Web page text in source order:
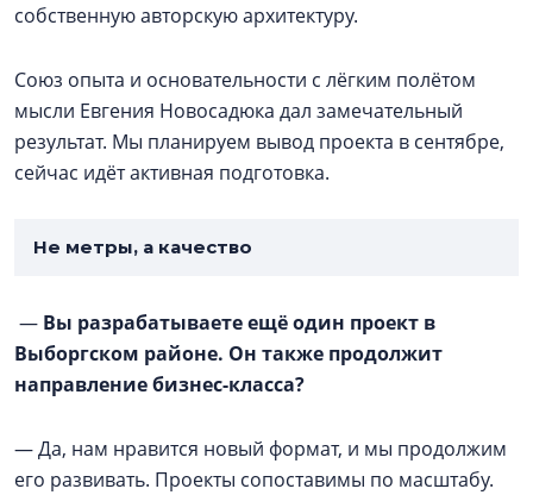
собственную авторскую архитектуру.
Союз опыта и основательности с лёгким полётом
мысли Евгения Новосадюка дал замечательный
результат. Мы планируем вывод проекта в сентябре,
сейчас идёт активная подготовка.
Не метры, а качество
— Вы разрабатываете ещё один проект в
Выборгском районе. Он также продолжит
направление бизнес-класса?
— Да, нам нравится новый формат, и мы продолжим
его развивать. Проекты сопоставимы по масштабу.